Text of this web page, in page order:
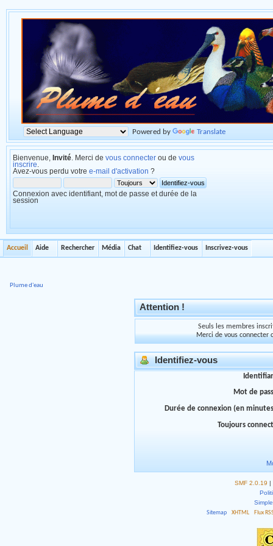
Powered by Translate
Bienvenue, Invité . Merci de vous connecter ou de vous
inscrire
Avez-vous perdu votre e-mail d'activation ?
Connexion avec identifiant, mot de passe et durée de la
session
Accueil Aide Rechercher Média Chat Identifiez-vous Inscrivez-vous
Plume d'eau
Attention !
Seuls les membres
Merci de vous connecter
Identifiez-vous
Mot de
Durée de connexion (en
Toujours
SMF 2.0.19 |
Sitemap
XHTML Flux